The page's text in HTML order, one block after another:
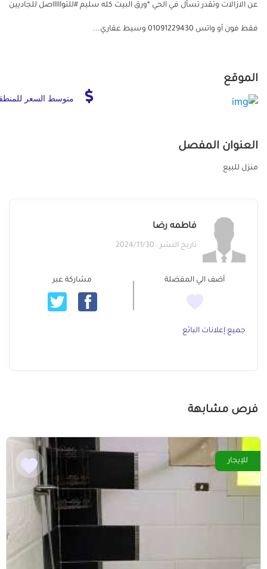
عن الازالات وتقدر تسأل في الحي *ورق البيت كله سليم #للتواااااصل للجاديين
فقط فون أو واتس 01091229430 وسيط عقاري...
الموقع
متوسط السعر
العنوان المفصل
منزل للبيع
فاطمه رضا
تاريخ النشر : 2024/11/30
أضف الي المفضلة مشاركة عبر
جميع إعلانات البائع
فرص مشابهة
للإيجار